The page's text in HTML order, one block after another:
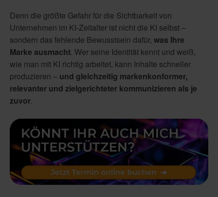
Denn die größte Gefahr für die Sichtbarkeit von
Unternehmen im KI-Zeitalter ist nicht die KI selbst –
sondern das fehlende Bewusstsein dafür, was Ihre
Marke ausmacht. Wer seine Identität kennt und weiß,
wie man mit KI richtig arbeitet, kann Inhalte schneller
produzieren – und gleichzeitig markenkonformer,
relevanter und zielgerichteter kommunizieren als je
zuvor.